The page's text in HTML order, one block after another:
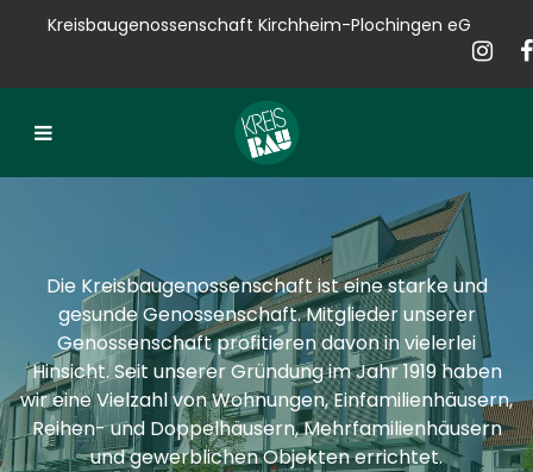
Bauen
Vermieten
Verwalten
Hausservice
Service
Kreisbaugenossenschaft Kirchheim-Plochingen eG
Die Kreisbaugenossenschaft ist eine starke und
gesunde Genossenschaft. Mitglieder unserer
Genossenschaft profitieren davon in vielerlei
Hinsicht. Seit unserer Gründung im Jahr 1919 haben
wir eine Vielzahl von Wohnungen, Einfamilienhäusern,
Reihen- und Doppelhäusern, Mehrfamilienhäusern
und gewerblichen Objekten errichtet.